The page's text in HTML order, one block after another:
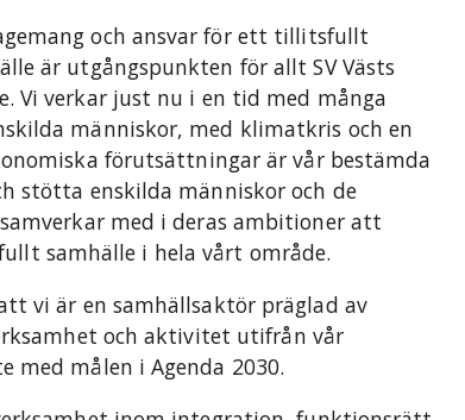
och ansvar för ett tillitsfullt
är utgångspunkten för allt SV Västs
Vi verkar just nu i en tid med många
människor, med klimatkris och en
förutsättningar är vår bestämda
stötta enskilda människor och de
med i deras ambitioner att
samhälle i hela vårt område.
vi är en samhällsaktör präglad av
och aktivitet utifrån vår
med målen i Agenda 2030.